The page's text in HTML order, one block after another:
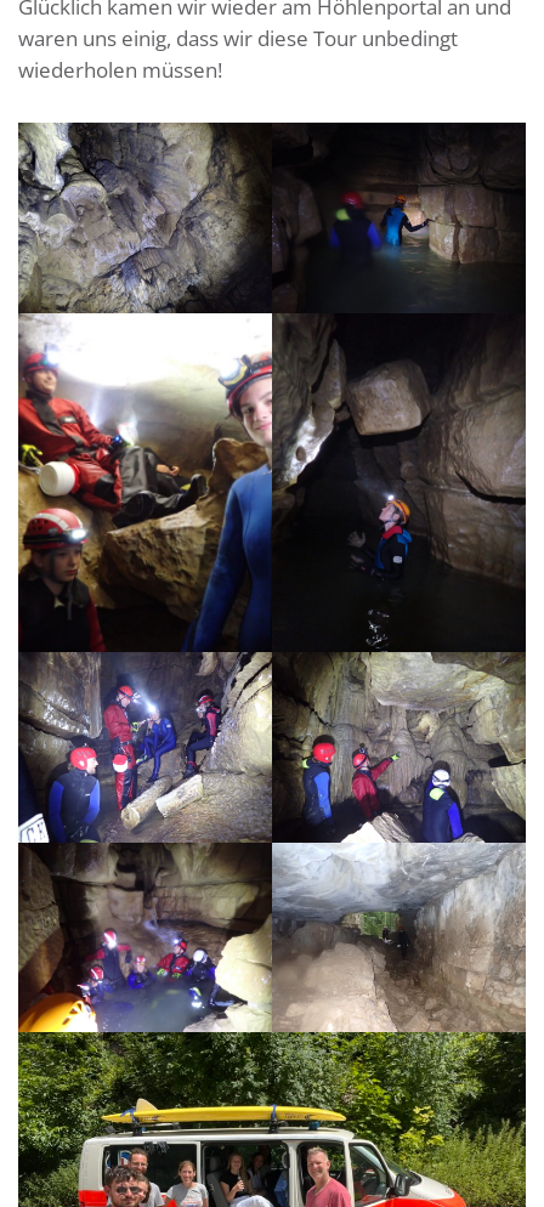
Glücklich kamen wir wieder am Höhlenportal an und
waren uns einig, dass wir diese Tour unbedingt
wiederholen müssen!